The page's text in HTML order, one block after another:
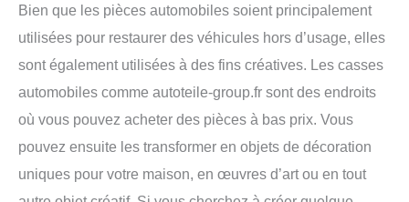
Bien que les pièces automobiles soient principalement
utilisées pour restaurer des véhicules hors d’usage, elles
sont également utilisées à des fins créatives. Les casses
automobiles comme autoteile-group.fr sont des endroits
où vous pouvez acheter des pièces à bas prix. Vous
pouvez ensuite les transformer en objets de décoration
uniques pour votre maison, en œuvres d’art ou en tout